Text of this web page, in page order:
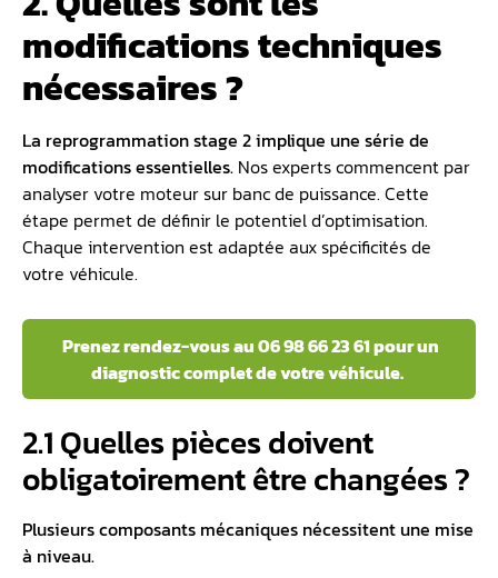
modifications techniques
nécessaires ?
La reprogrammation stage 2 implique une série de
modifications essentielles. Nos experts commencent par
analyser votre moteur sur banc de puissance. Cette
étape permet de définir le potentiel d’optimisation.
Chaque intervention est adaptée aux spécificités de
votre véhicule.
Prenez rendez-vous au 06 98 66 23 61 pour un
diagnostic complet de votre véhicule.
2.1 Quelles pièces doivent
obligatoirement être changées ?
Plusieurs composants mécaniques nécessitent une mise
à niveau.